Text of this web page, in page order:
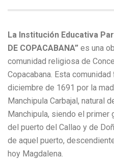
La Institución Educativa
DE COPACABANA” es una
comunidad religiosa de
Copacabana. Esta
diciembre de 1691 por la
Manchipula Carbajal, natural
Manchipula, siendo el primer
del puerto del Callao y de
de aquel puerto,
hoy Magdalena.